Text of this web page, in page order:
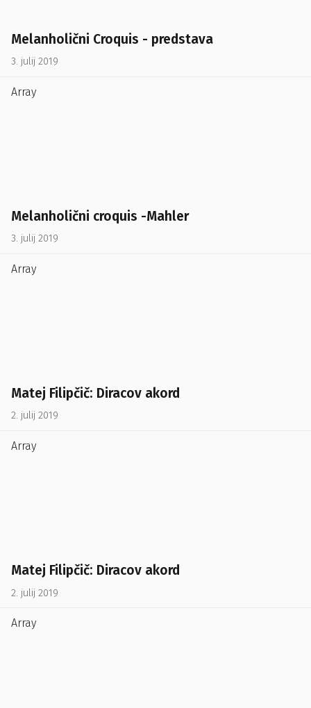
Melanholični Croquis - predstava
3. julij 2019
Array
Melanholični croquis -Mahler
3. julij 2019
Array
Matej Filipčič: Diracov akord
2. julij 2019
Array
Matej Filipčič: Diracov akord
2. julij 2019
Array